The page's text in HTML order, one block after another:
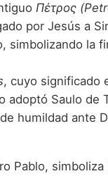
Πέτρος
por Jesús a
simbolizando la
, cuyo significado
adoptó Saulo de
humildad ante
Pablo,